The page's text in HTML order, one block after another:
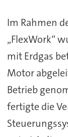
Im Rahmen
„FlexWork“
mit Erdgas
Motor
Betrieb
fertigte die